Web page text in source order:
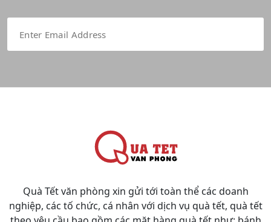
Quà Tết văn phòng xin gửi tới toàn thể các doanh
nghiệp, các tố chức, cá nhân với dịch vụ quà tết, quà tết